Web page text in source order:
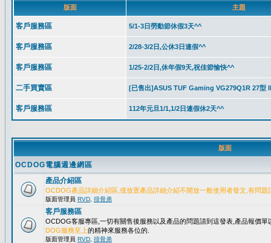
版面
OCDOG電腦週邊網區
產品介紹區
OCDOG產品詳細介紹區,僅放置產品詳細介紹不開放一般使用者發文,有問題
版面管理員 RVD 排骨弟
客戶服務區
OCDOG客服專區,一切有關售後服務以及產品的問題請到這發表,產品報價
DOG服務至上的精神來服務各位的.
版面管理員 RVD 排骨弟